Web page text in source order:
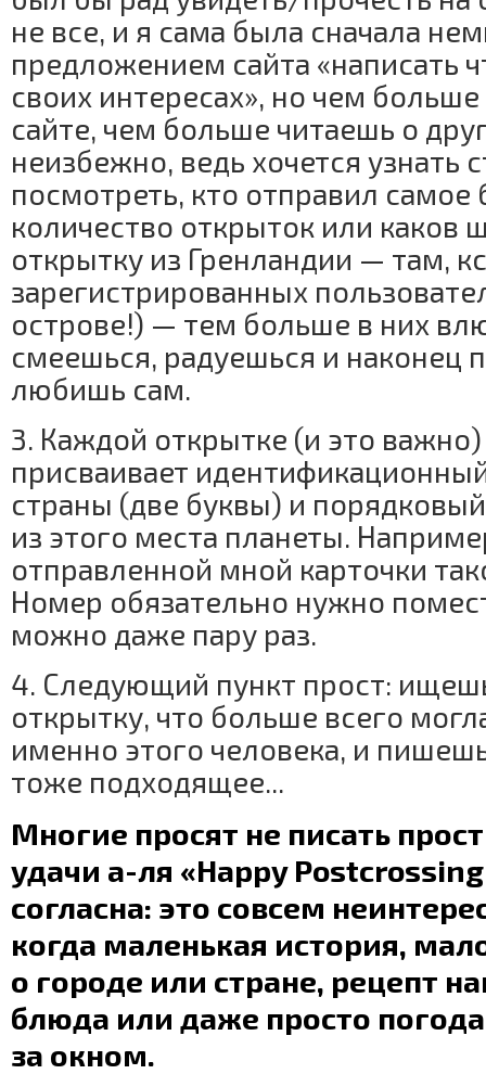
не все, и я сама была сначала
предложением сайта «написать
своих интересах», но чем
сайте, чем больше читаешь о
неизбежно, ведь хочется узнать
посмотреть, кто отправил самое
количество открыток или каков
открытку из Гренландии — там,
зарегистрированных
острове!) — тем больше в них
смеешься, радуешься и наконец
любишь сам.
3. Каждой открытке (и это
присваивает
страны (две буквы) и
из этого места планеты.
отправленной мной карточки
Номер обязательно нужно
можно даже пару раз.
4. Следующий пункт прост:
открытку, что больше всего
именно этого человека, и
тоже подходящее...
Многие просят не писать
удачи а-ля «Happy
согласна: это совсем
когда маленькая история,
о городе или стране, рецепт
блюда или даже просто
за окном.